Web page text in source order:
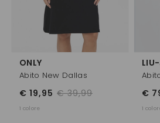
ONLY
Abito New Dallas
€ 39,99
€ 19,95
1 colore
€
1